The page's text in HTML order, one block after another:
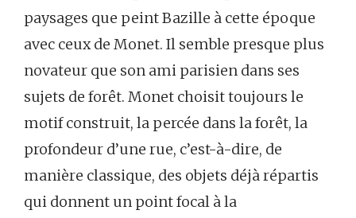
paysages que peint Bazille à cette époque
avec ceux de Monet. Il semble presque plus
novateur que son ami parisien dans ses
sujets de forêt. Monet choisit toujours le
motif construit, la percée dans la forêt, la
profondeur d’une rue, c’est-à-dire, de
manière classique, des objets déjà répartis
qui donnent un point focal à la